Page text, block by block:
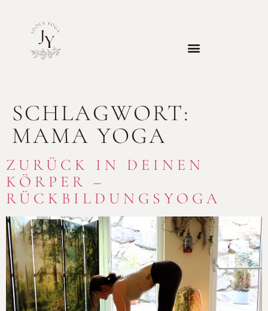
SCHLAGWORT:
MAMA YOGA
ZURÜCK IN DEINEN
KÖRPER –
RÜCKBILDUNGSYOGA